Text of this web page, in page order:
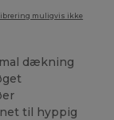
muligvis ikke
dækning
til hyppig